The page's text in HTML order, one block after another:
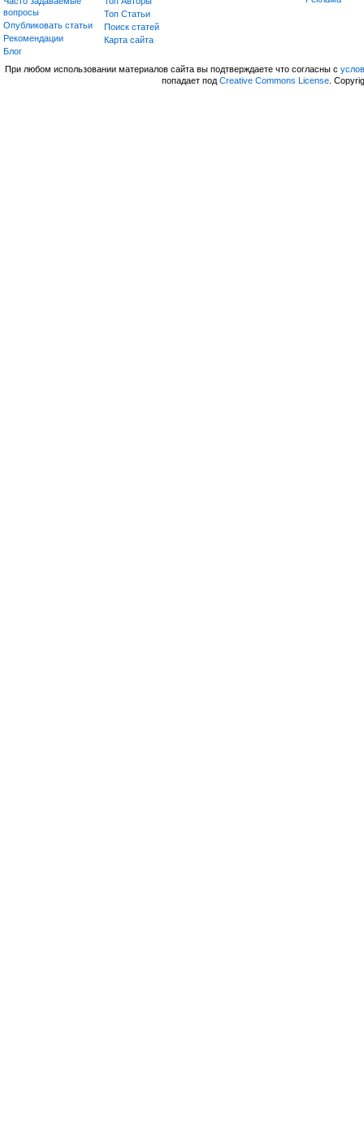
вопросы
Опубликовать статьи
Рекомендации
Блог
Топ Статьи
Поиск статей
Карта сайта
При любом использовании материалов сайта вы подтверждаете что согласны с
попадает под Creative Commons License.